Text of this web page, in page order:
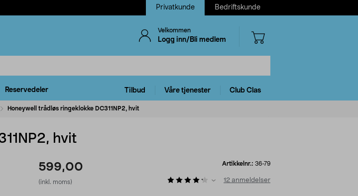
Privatkunde Bedriftskunde
Velkommen
Logg inn/Bli medlem
Reservedeler Tilbud Våre tjenester Club Clas
Honeywell trådløs ringeklokke DC311NP2, hvit
hvit
599,00
(inkl. moms)
Artikkelnr.: 36-79
12 anmeldelser